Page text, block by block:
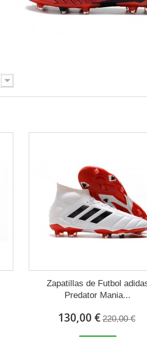
Zapatillas de Futbol
Predator Mania...
130,00 € 220,00 €